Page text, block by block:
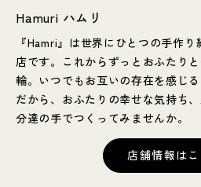
Hamuri ハムリ
『Hamri』は世界にひとつの手作
店です。これからずっとおふたり
輪。いつでもお互いの存在を感じ
だから、おふたりの幸せな気持ち
分達の手でつくってみませんか。
店舗情報はこ